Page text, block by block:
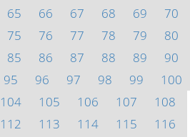
65 66 67 68 69
70
75 76 77 78 79
80
85 86 87 88 89
90
95 96 97 98 99
100
104 105 106 107
108
112 113 114 115
116